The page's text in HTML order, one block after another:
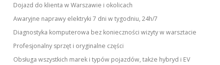
Dojazd do klienta w Warszawie i okolicach
Awaryjne naprawy elektryki 7 dni w tygodniu, 24h/7
Diagnostyka komputerowa bez konieczności wizyty w warsztacie
Profesjonalny sprzęt i oryginalne części
Obsługa wszystkich marek i typów pojazdów, także hybryd i EV